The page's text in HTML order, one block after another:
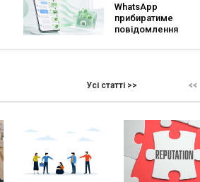
супермаркетів
WhatsApp
прибиратиме
повідомлення
основних чатів: що
Усі статті >>